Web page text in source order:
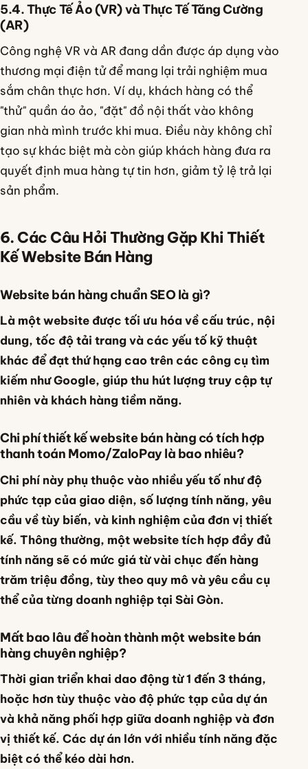
5.4. Thực Tế Ảo (VR) và Thực Tế Tăng Cường
(AR)
Công nghệ VR và AR đang dần được áp dụng vào
thương mại điện tử để mang lại trải nghiệm mua
sắm chân thực hơn. Ví dụ, khách hàng có thể
"thử" quần áo ảo, "đặt" đồ nội thất vào không
gian nhà mình trước khi mua. Điều này không chỉ
tạo sự khác biệt mà còn giúp khách hàng đưa ra
quyết định mua hàng tự tin hơn, giảm tỷ lệ trả lại
sản phẩm.
6. Các Câu Hỏi Thường Gặp Khi Thiết
Kế Website Bán Hàng
Website bán hàng chuẩn SEO là gì?
Là một website được tối ưu hóa về cấu trúc, nội
dung, tốc độ tải trang và các yếu tố kỹ thuật
khác để đạt thứ hạng cao trên các công cụ tìm
kiếm như Google, giúp thu hút lượng truy cập tự
nhiên và khách hàng tiềm năng.
Chi phí thiết kế website bán hàng có tích hợp
thanh toán Momo/ZaloPay là bao nhiêu?
Chi phí này phụ thuộc vào nhiều yếu tố như độ
phức tạp của giao diện, số lượng tính năng, yêu
cầu về tùy biến, và kinh nghiệm của đơn vị thiết
kế. Thông thường, một website tích hợp đầy đủ
tính năng sẽ có mức giá từ vài chục đến hàng
trăm triệu đồng, tùy theo quy mô và yêu cầu cụ
thể của từng doanh nghiệp tại Sài Gòn.
Mất bao lâu để hoàn thành một website bán
hàng chuyên nghiệp?
Thời gian triển khai dao động từ 1 đến 3 tháng,
hoặc hơn tùy thuộc vào độ phức tạp của dự án
và khả năng phối hợp giữa doanh nghiệp và đơn
vị thiết kế. Các dự án lớn với nhiều tính năng đặc
biệt có thể kéo dài hơn.